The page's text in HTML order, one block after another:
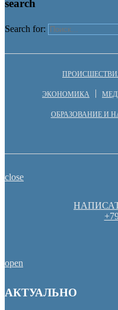
search
Search for:
ЭКОНОМИКА
ОБРАЗОВАНИЕ И
close
open
АКТУАЛЬНО